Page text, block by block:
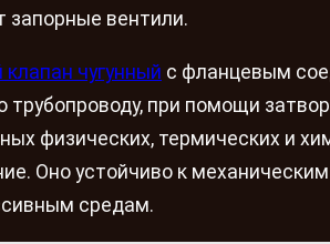
запорные вентили.
чугунный с фланцевым
при помощи
физических, термических и
Оно устойчиво к
средам.